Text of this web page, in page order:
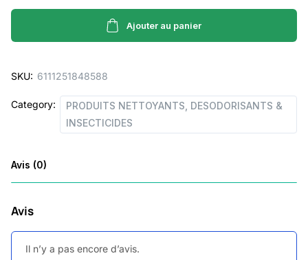
SANGO
CITRON
quantity
Ajouter au panier
SKU: 6111251848588
Category:
PRODUITS NETTOYANTS, DESODORISANTS &
INSECTICIDES
Avis (0)
Avis
Il n’y a pas encore d’avis.